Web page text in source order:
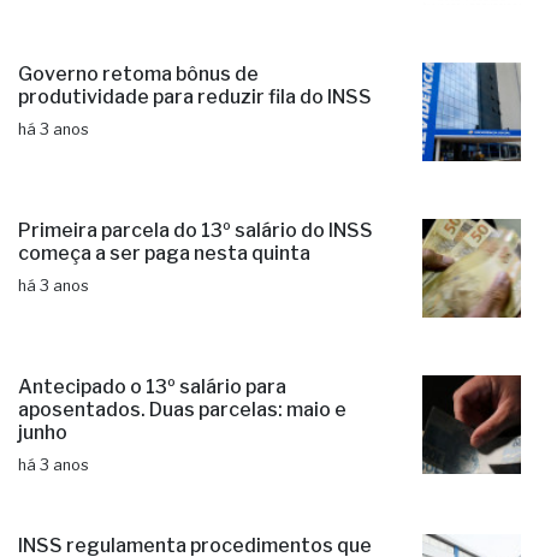
Governo retoma bônus de
produtividade para reduzir fila do INSS
há 3 anos
Primeira parcela do 13º salário do INSS
começa a ser paga nesta quinta
há 3 anos
Antecipado o 13º salário para
aposentados. Duas parcelas: maio e
junho
há 3 anos
INSS regulamenta procedimentos que